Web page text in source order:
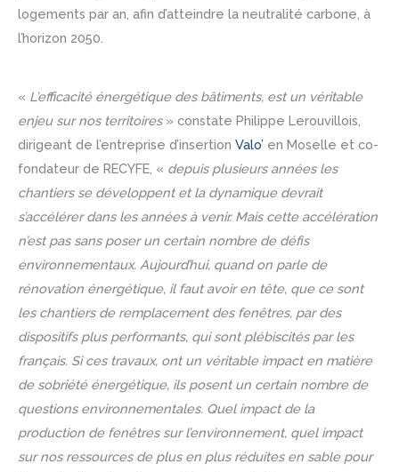
logements par an, afin d’atteindre la neutralité carbone, à
l’horizon 2050.
« L’efficacité énergétique des bâtiments, est un véritable
enjeu sur nos territoires» constate Philippe Lerouvillois,
dirigeant de l’entreprise d’insertion Valo’ en Moselle et co-
fondateur de RECYFE, « depuis plusieurs années les
chantiers se développent et la dynamique devrait
s’accélérer dans les années à venir. Mais cette accélération
n’est pas sans poser un certain nombre de défis
environnementaux. Aujourd’hui, quand on parle de
rénovation énergétique, il faut avoir en tête, que ce sont
les chantiers de remplacement des fenêtres, par des
dispositifs plus performants, qui sont plébiscités par les
français. Si ces travaux, ont un véritable impact en matière
de sobriété énergétique, ils posent un certain nombre de
questions environnementales. Quel impact de la
production de fenêtres sur l’environnement, quel impact
sur nos ressources de plus en plus réduites en sable pour